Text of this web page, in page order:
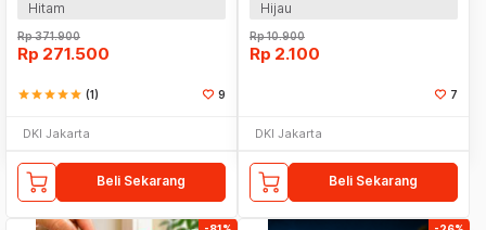
Hitam
Rp371.900
Rp 271.500
starstarstarstarstar (1) 9
DKI Jakarta
Beli Sekarang
Hijau
Rp10.900
Rp 2.100
7
DKI Jakarta
Beli Sekarang